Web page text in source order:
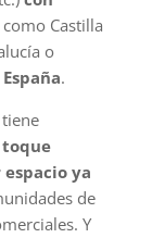
Castilla
o
.
tiene
ya
de
Y